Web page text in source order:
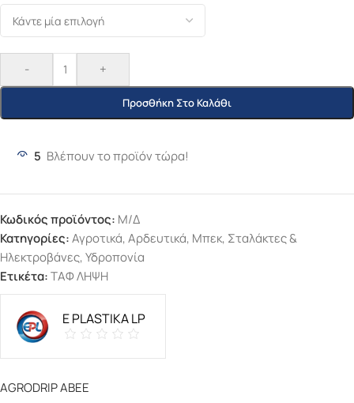
- +
Προσθήκη Στο Καλάθι
5 Βλέπουν το προϊόν τώρα!
Κωδικός προϊόντος: Μ/Δ
Κατηγορίες:Αγροτικά,Αρδευτικά, Μπεκ, Σταλάκτες &
Ηλεκτροβάνες,Υδροπονία
Ετικέτα:ΤΑΦ ΛΗΨΗ
E PLASTIKA LP
AGRODRIP ΑΒΕΕ